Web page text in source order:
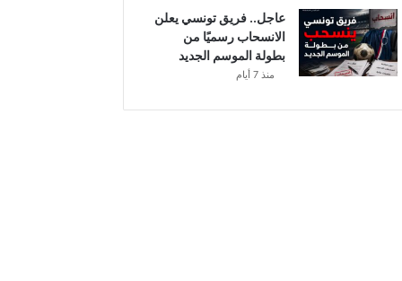
عاجل.. فريق تونسي يعلن
الانسحاب رسميًا من
بطولة الموسم الجديد
منذ 7 أيام